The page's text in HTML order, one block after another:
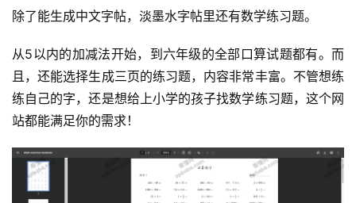
营
产
品
除了能生成中文字帖，淡墨水字帖里还有数学练习题。
从5以内的加减法开始，到六年级的全部口算试题都有。而
且，还能选择生成三页的练习题，内容非常丰富。不管想练
练自己的字，还是想给上小学的孩子找数学练习题，这个网
站都能满足你的需求！